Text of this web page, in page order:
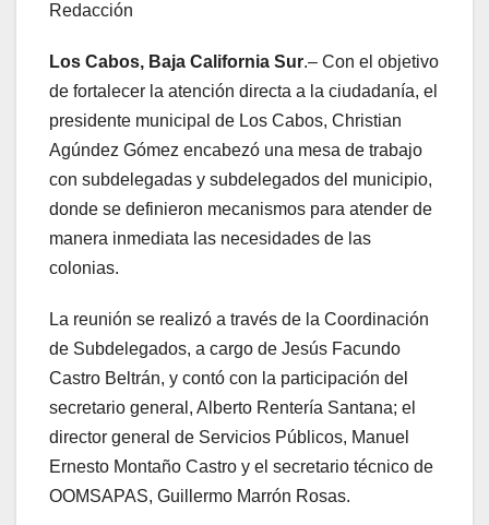
Redacción
Los Cabos, Baja California Sur.– Con el objetivo
de fortalecer la atención directa a la ciudadanía, el
presidente municipal de Los Cabos, Christian
Agúndez Gómez encabezó una mesa de trabajo
con subdelegadas y subdelegados del municipio,
donde se definieron mecanismos para atender de
manera inmediata las necesidades de las
colonias.
La reunión se realizó a través de la Coordinación
de Subdelegados, a cargo de Jesús Facundo
Castro Beltrán, y contó con la participación del
secretario general, Alberto Rentería Santana; el
director general de Servicios Públicos, Manuel
Ernesto Montaño Castro y el secretario técnico de
OOMSAPAS, Guillermo Marrón Rosas.